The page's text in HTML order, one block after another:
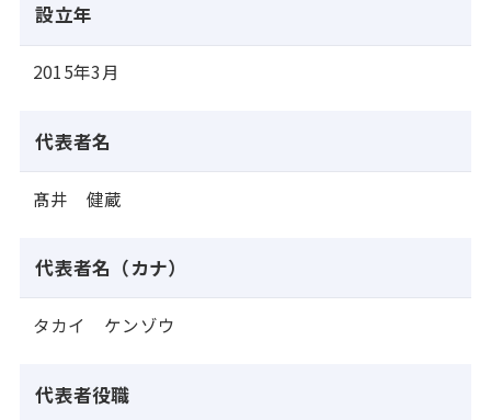
設立年
2015年3月
代表者名
髙井 健蔵
代表者名（カナ）
タカイ ケンゾウ
代表者役職